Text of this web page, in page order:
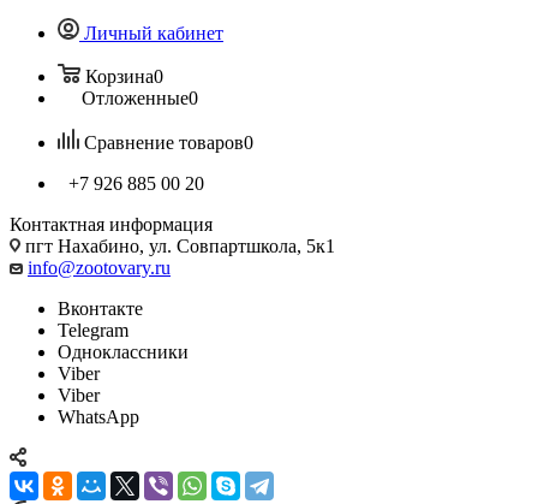
Личный кабинет
Корзина0
Отложенные0
Сравнение товаров0
+7 926 885 00 20
Контактная информация
пгт Нахабино, ул. Совпартшкола, 5к1
info@zootovary.ru
Вконтакте
Telegram
Одноклассники
Viber
Viber
WhatsApp